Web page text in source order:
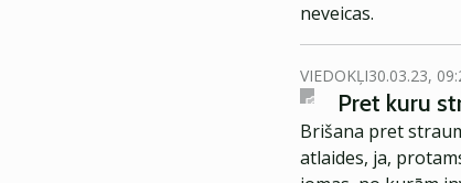
neveicas.
VIEDOKĻI30.03.23,
Pret kuru
Brišana pret
atlaides, ja,